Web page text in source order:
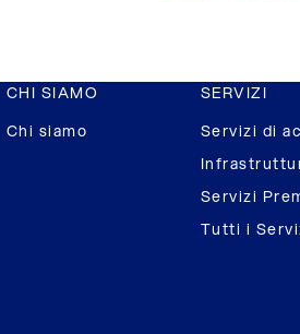
CHI SIAMO
Chi siamo
SERVIZI
Servizi di
Servizi
Tutti i